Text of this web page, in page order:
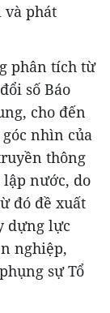
và phát
phân tích từ
số Báo
cho đến
nhìn của
thông
nước, do
đó đề xuất
dựng lực
nghiệp,
sự Tổ